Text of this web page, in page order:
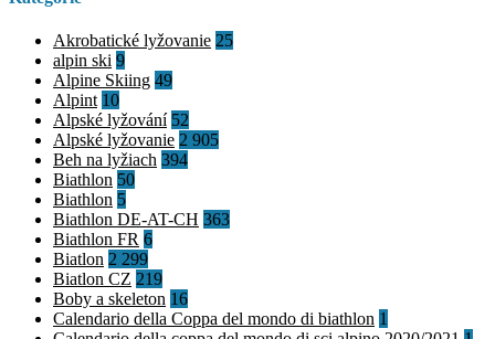
Akrobatické lyžovanie 25
alpin ski 9
Alpine Skiing 49
Alpint 10
Alpské lyžování 52
Alpské lyžovanie 2 905
Beh na lyžiach 394
Biathlon 50
Biathlon 5
Biathlon DE-AT-CH 363
Biathlon FR 6
Biatlon 2 299
Biatlon CZ 219
Boby a skeleton 16
Calendario della Coppa del mondo di biathlon 1